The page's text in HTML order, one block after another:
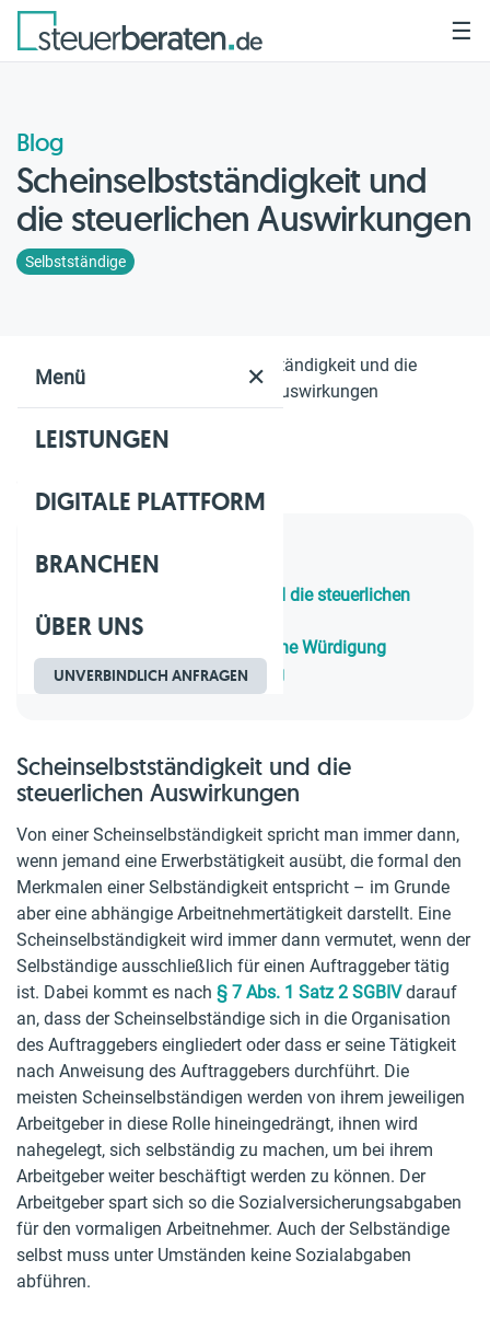
Menü ✕
LEISTUNGEN
DIGITALE PLATTFORM
BRANCHEN
ÜBER UNS
UNVERBINDLICH ANFRAGEN
☰
Blog
Scheinselbstständigkeit und
die steuerlichen Auswirkungen
Selbstständige
Home
Scheinselbstständigkeit und die
steuerlichen Auswirkungen
Inhaltsverzeichnis
Scheinselbstständigkeit und die steuerlichen
Auswirkungen
Sozialversicherungsrechtliche Würdigung
3. Arbeitsrechtliche Würdigung
Scheinselbstständigkeit und die
steuerlichen Auswirkungen
Von einer Scheinselbständigkeit spricht man immer dann,
wenn jemand eine Erwerbstätigkeit ausübt, die formal den
Merkmalen einer Selbständigkeit entspricht – im Grunde
aber eine abhängige Arbeitnehmertätigkeit darstellt. Eine
Scheinselbständigkeit wird immer dann vermutet, wenn der
Selbständige ausschließlich für einen Auftraggeber tätig
ist. Dabei kommt es nach § 7 Abs. 1 Satz 2 SGBIVdarauf
an, dass der Scheinselbständige sich in die Organisation
des Auftraggebers eingliedert oder dass er seine Tätigkeit
nach Anweisung des Auftraggebers durchführt. Die
meisten Scheinselbständigen werden von ihrem jeweiligen
Arbeitgeber in diese Rolle hineingedrängt, ihnen wird
nahegelegt, sich selbständig zu machen, um bei ihrem
Arbeitgeber weiter beschäftigt werden zu können. Der
Arbeitgeber spart sich so die Sozialversicherungsabgaben
für den vormaligen Arbeitnehmer. Auch der Selbständige
selbst muss unter Umständen keine Sozialabgaben
abführen.